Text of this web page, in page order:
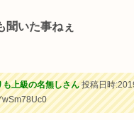
聞いた事ねぇ
も上級の名無しさん投稿日時